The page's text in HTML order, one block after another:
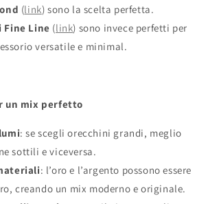
(link) sono la scelta perfetta.
Fine Line (link) sono invece perfetti per
versatile e minimal.
un mix perfetto
: se scegli orecchini grandi, meglio
sottili e viceversa.
: l’oro e l’argento possono essere
creando un mix moderno e originale.